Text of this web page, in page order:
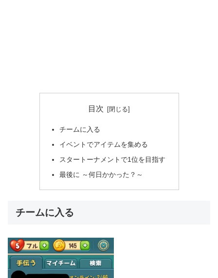
目次
チームに入る
イベントでアイテムを集める
スタートーナメントで1位を目指す
最後に ～何日かかった？～
チームに入る